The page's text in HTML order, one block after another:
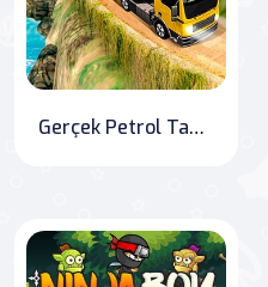
Gerçek Petrol Tankeri Simülatörü Çılgınlığı